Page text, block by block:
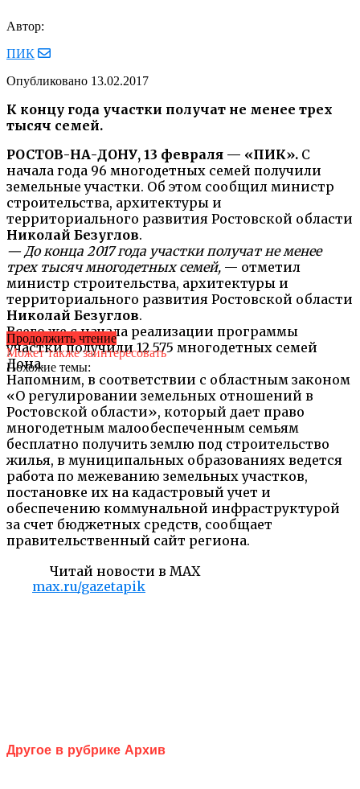
Автор:
ПИК
Опубликовано 13.02.2017
К концу года участки получат не менее трех
тысяч семей.
РОСТОВ-НА-ДОНУ, 13 февраля — «ПИК». С
начала года 96 многодетных семей получили
земельные участки. Об этом сообщил министр
строительства, архитектуры и
территориального развития Ростовской области
Николай Безуглов.
— До конца 2017 года участки получат не менее
трех тысяч многодетных семей, — отметил
министр строительства, архитектуры и
территориального развития Ростовской области
Николай Безуглов.
Всего же с начала реализации программы
участки получили 12 575 многодетных семей
Дона.
Напомним, в соответствии с областным законом
«О регулировании земельных отношений в
Ростовской области», который дает право
многодетным малообеспеченным семьям
бесплатно получить землю под строительство
жилья, в муниципальных образованиях ведется
работа по межеванию земельных участков,
постановке их на кадастровый учет и
обеспечению коммунальной инфраструктурой
за счет бюджетных средств, сообщает
правительственный сайт региона.
Читай новости в MAX
max.ru/gazetapik
Продолжить чтение
Может также заинтересовать
Похожие темы:
Другое в рубрике Архив